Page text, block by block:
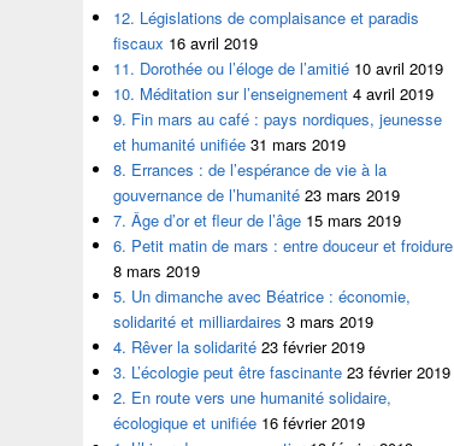
12. Législations de complaisance et paradis
fiscaux 16 avril 2019
11. Dorothée ou l’éloge de l’amitié 10 avril 2019
10. Méditation sur l’enseignement 4 avril 2019
9. Fin mars au café : pays nordiques, jeunesse
et humanité unifiée 31 mars 2019
8. Errances : de l’espérance de vie à la
gouvernance de l’humanité 23 mars 2019
7. Âge d’or et fleur de l’âge 15 mars 2019
6. Petit matin de mars : entre douceur et froidure
8 mars 2019
5. Un dimanche avec Béatrice : économie,
solidarité et milliardaires 3 mars 2019
4. Rêver la solidarité 23 février 2019
3. L’écologie peut être fascinante 23 février 2019
2. En route vers une humanité solidaire,
écologique et unifiée 16 février 2019